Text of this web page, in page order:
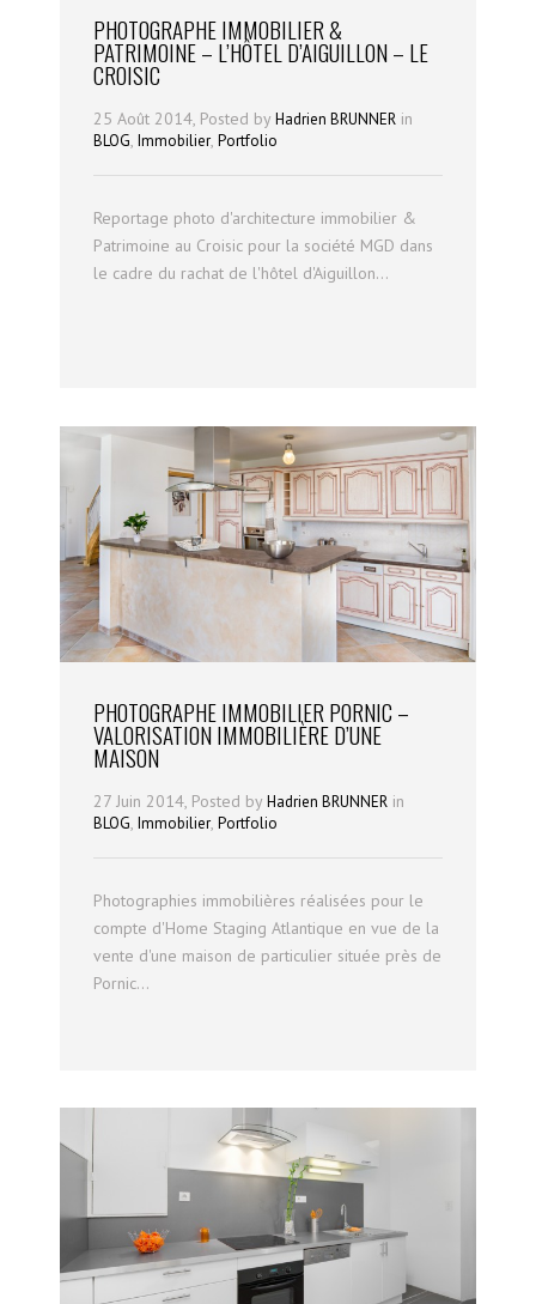
PHOTOGRAPHE IMMOBILIER &
PATRIMOINE – L’HÔTEL D’AIGUILLON – LE
CROISIC
25 Août 2014, Posted by Hadrien BRUNNER in
BLOG, Immobilier, Portfolio
Reportage photo d'architecture immobilier &
Patrimoine au Croisic pour la société MGD dans
le cadre du rachat de l'hôtel d'Aiguillon...
PHOTOGRAPHE IMMOBILIER PORNIC –
VALORISATION IMMOBILIÈRE D’UNE
MAISON
27 Juin 2014, Posted by Hadrien BRUNNER in
BLOG, Immobilier, Portfolio
Photographies immobilières réalisées pour le
compte d'Home Staging Atlantique en vue de la
vente d'une maison de particulier située près de
Pornic...